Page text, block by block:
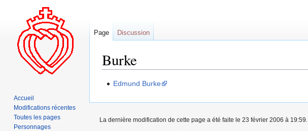
Burke
Aller
la
navigation
Aller
la
recherche
Edmund Burke
Page Discussion
Accueil
Modifications récentes
Toutes les pages
Personnages
La dernière modification de cette page a été faite le 23 février 2006 à 19:59.